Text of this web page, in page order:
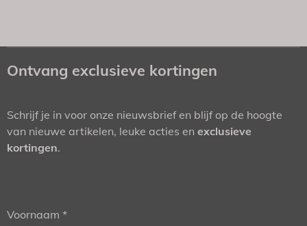
Ontvang exclusieve kortingen
Schrijf je in voor onze nieuwsbrief en blijf op de hoogte
van nieuwe artikelen, leuke acties en exclusieve
kortingen.
Voornaam *